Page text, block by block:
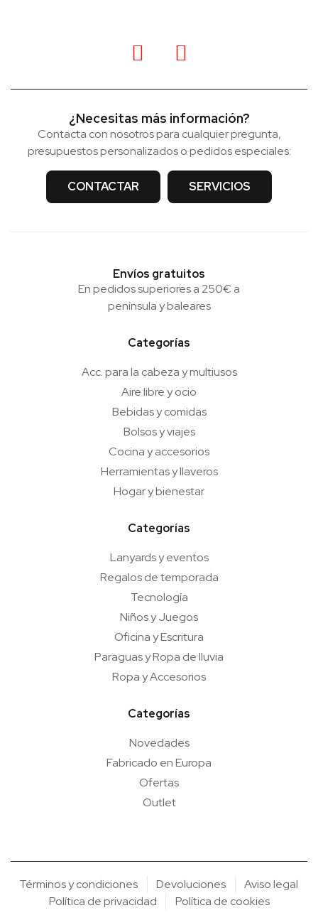
¿Necesitas más información?
Contacta con nosotros para cualquier pregunta,
presupuestos personalizados o pedidos especiales:
CONTACTAR SERVICIOS
Envíos gratuitos
En pedidos superiores a 250€ a
península y baleares
Categorías
Acc. para la cabeza y multiusos
Aire libre y ocio
Bebidas y comidas
Bolsos y viajes
Cocina y accesorios
Herramientas y llaveros
Hogar y bienestar
Categorías
Lanyards y eventos
Regalos de temporada
Tecnología
Niños y Juegos
Oficina y Escritura
Paraguas y Ropa de lluvia
Ropa y Accesorios
Categorías
Novedades
Fabricado en Europa
Ofertas
Outlet
Términos y condiciones Devoluciones
Aviso legal
Política de privacidad
Política de cookies